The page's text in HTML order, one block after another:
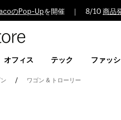
のPop-Upを開催 ｜ 8/10 商品
Design
オフィス テック ファッ
ワゴン & トローリー